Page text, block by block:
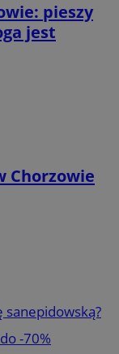
pieszy
jest
Chorzowie
sanepidowską?
-70%